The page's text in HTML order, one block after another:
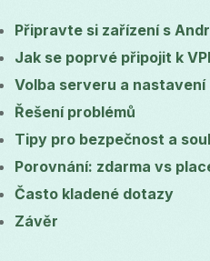
Připravte si zařízení s
Jak se poprvé připojit k
Volba serveru a nastavení
Řešení problémů
Tipy pro bezpečnost a
Porovnání: zdarma vs
Často kladené dotazy
Závěr